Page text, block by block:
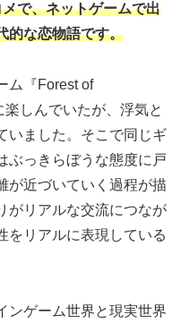
で、ネットゲームで出
的な恋物語です。
ム『Forest of
しんでいたが、浮気と
いました。そこで同じギ
ぶっきらぼうな態度に戸
が近づいていく過程が描
がリアルな交流につなが
をリアルに表現している
ンゲーム世界と現実世界